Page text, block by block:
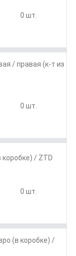
0 шт.
/ правая (к-т из
0 шт.
коробке) / ZTD
0 шт.
(в коробке) /